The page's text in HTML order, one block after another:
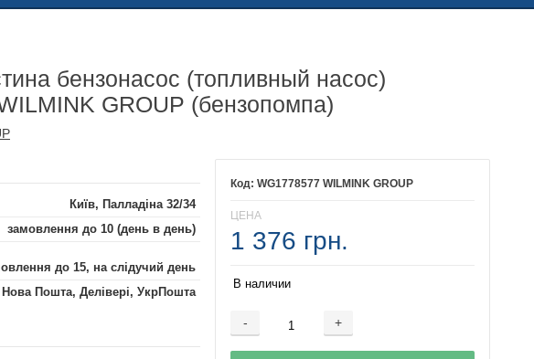
бензонасос (топливный насос)
GROUP (бензопомпа)
WG1778577 WILMINK GROUP
ЦЕНА
1 376 грн.
В наличии
- +
Добавляется...
Добавлен
Київ, Палладіна 32/34
замовлення до 10 (день в день)
до 15, на слідучий день
Нова Пошта, Делівері, УкрПошта